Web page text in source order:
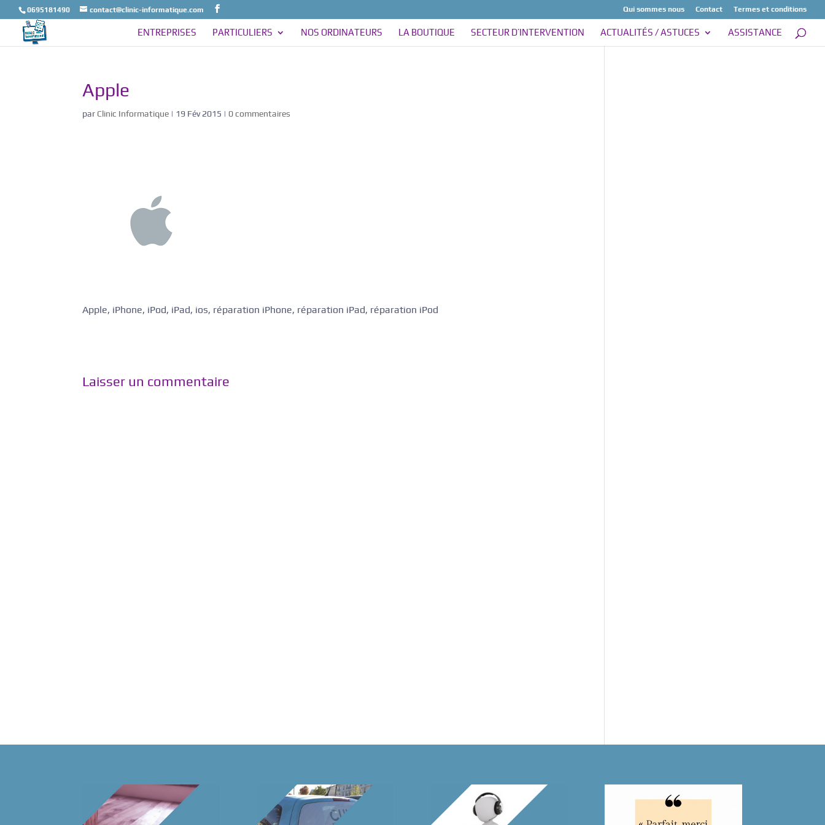
0695181490 contact@clinic-informatique.com Qui sommes nous Contact Termes et conditions
ENTREPRISES PARTICULIERS NOS ORDINATEURS LA BOUTIQUE SECTEUR D’INTERVENTION ACTUALITÉS / ASTUCES ASSISTANCE
Apple
par Clinic Informatique | 19 Fév 2015 | 0 commentaires
Apple, iPhone, iPod, iPad, ios, réparation iPhone, réparation iPad, réparation iPod
Laisser un commentaire